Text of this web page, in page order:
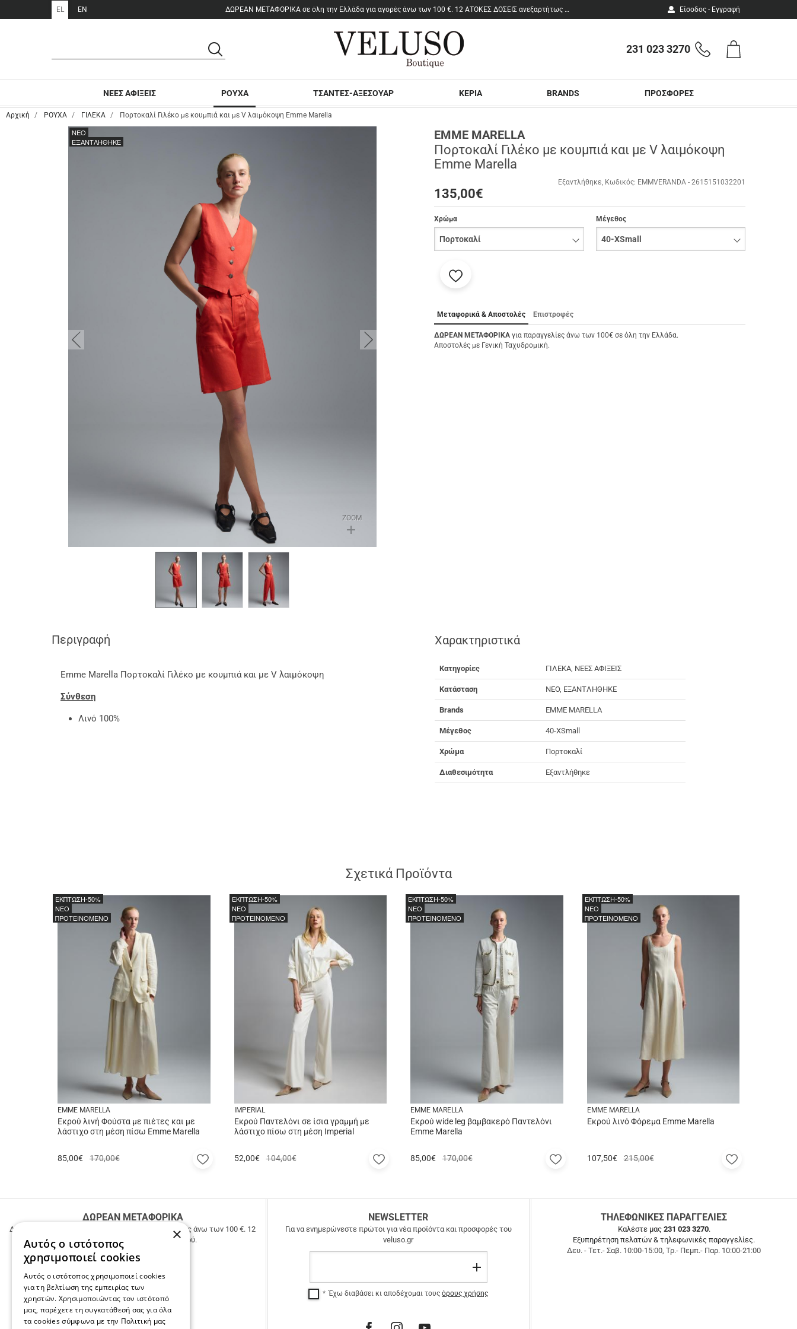
EL EN ΔΩΡΕΑΝ ΜΕΤΑΦΟΡΙΚΑ σε όλη την Ελλάδα για αγορές άνω των 100 €. 12 ΑΤΟΚΕΣ ΔΟΣΕΙΣ ανεξαρτήτως ποσού. Είσοδος - Εγγραφή
ΑΝΑΖΗΤΗΣΗ
Τηλεφωνικές
231 023 3270 Καλάθι
Αγορών
ΝΕΕΣ ΑΦΙΞΕΙΣ ΡΟΥΧΑ ΤΣΑΝΤΕΣ-ΑΞΕΣΟΥΑΡ ΚΕΡΙΑ BRANDS ΠΡΟΣΦΟΡΕΣ
Αρχική ΡΟΥΧΑ ΓΙΛΕΚΑ Πορτοκαλί Γιλέκο με κουμπιά και με V λαιμόκοψη Emme Marella
ZOOM
button.prev button.next
NEO
ΕΞΑΝΤΛΗΘΗΚΕ
EMME MARELLA
Πορτοκαλί Γιλέκο με κουμπιά και με V λαιμόκοψη
Emme Marella
Εξαντλήθηκε Κωδικός: EMMVERANDA - 2615151032201
135,00€
Χρώμα Μέγεθος
Προσθήκη
Μεταφορικά & Αποστολές Επιστροφές
ΔΩΡΕΑΝ ΜΕΤΑΦΟΡΙΚΑ για παραγγελίες άνω των 100€ σε όλη την Ελλάδα.
Αποστολές με Γενική Ταχυδρομική.
Περιγραφή
Emme Marella Πορτοκαλί Γιλέκο με κουμπιά και με V λαιμόκοψη
Σύνθεση
Λινό 100%
Χαρακτηριστικά
Κατηγορίες ΓΙΛΕΚΑ, ΝΕΕΣ ΑΦΙΞΕΙΣ
Κατάσταση NEO, ΕΞΑΝΤΛΗΘΗΚΕ
Brands EMME MARELLA
Μέγεθος 40-XSmall
Χρώμα Πορτοκαλί
Διαθεσιμότητα Εξαντλήθηκε
Σχετικά Προϊόντα
EMME MARELLA
Εκρού λινή Φούστα με πιέτες και με
λάστιχο στη μέση πίσω Emme Marella
85,00€ 170,00€
ΕΚΠΤΩΣΗ-50%
NEO
ΠΡΟΤΕΙΝΟΜΕΝΟ
Προσθήκη
IMPERIAL
Εκρού Παντελόνι σε ίσια γραμμή με
λάστιχο πίσω στη μέση Imperial
52,00€ 104,00€
ΕΚΠΤΩΣΗ-50%
NEO
ΠΡΟΤΕΙΝΟΜΕΝΟ
Προσθήκη
EMME MARELLA
Εκρού wide leg βαμβακερό Παντελόνι
Emme Marella
85,00€ 170,00€
ΕΚΠΤΩΣΗ-50%
NEO
ΠΡΟΤΕΙΝΟΜΕΝΟ
Προσθήκη
EMME MARELLA
Εκρού λινό Φόρεμα Emme Marella
107,50€ 215,00€
ΕΚΠΤΩΣΗ-50%
NEO
ΠΡΟΤΕΙΝΟΜΕΝΟ
Προσθήκη
ΔΩΡΕΑΝ ΜΕΤΑΦΟΡΙΚΑ
ΔΩΡΕΑΝ ΜΕΤΑΦΟΡΙΚΑ σε όλη την Ελλάδα για αγορές άνω των 100 €. 12
ΑΤΟΚΕΣ ΔΟΣΕΙΣ ανεξαρτήτως ποσού.
NEWSLETTER
Για να ενημερώνεστε πρώτοι για νέα προϊόντα και προσφορές του
veluso.gr
Εγγραφή
Έχω διαβάσει κι αποδέχομαι τουςόρους χρήσης
ΤΗΛΕΦΩΝΙΚΕΣ ΠΑΡΑΓΓΕΛΙΕΣ
Καλέστε μας 231 023 3270.
Εξυπηρέτηση πελατών & τηλεφωνικές παραγγελίες.
Δευ. - Τετ.- Σαβ. 10:00-15:00, Τρ.- Πεμπ.- Παρ. 10:00-21:00
×
Αυτός ο ιστότοπος
χρησιμοποιεί cookies
Αυτός ο ιστότοπος χρησιμοποιεί cookies
για τη βελτίωση της εμπειρίας των
χρηστών. Χρησιμοποιώντας τον ιστότοπό
μας, παρέχετε τη συγκατάθεσή σας για όλα
τα cookies σύμφωνα με την Πολιτική μας